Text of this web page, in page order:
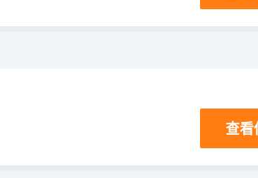
查看